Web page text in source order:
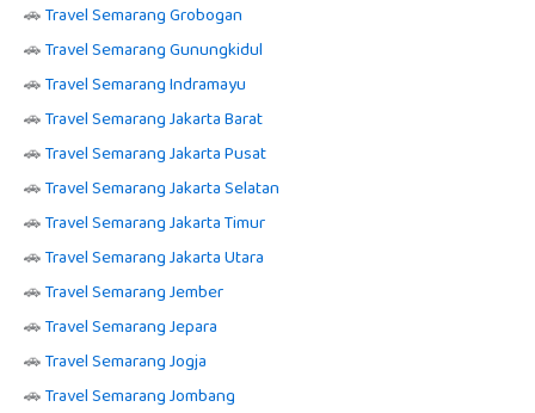
🚗Travel Semarang Grobogan
🚗Travel Semarang Gunungkidul
🚗Travel Semarang Indramayu
🚗Travel Semarang Jakarta Barat
🚗Travel Semarang Jakarta Pusat
🚗Travel Semarang Jakarta Selatan
🚗Travel Semarang Jakarta Timur
🚗Travel Semarang Jakarta Utara
🚗Travel Semarang Jember
🚗Travel Semarang Jepara
🚗Travel Semarang Jogja
🚗Travel Semarang Jombang